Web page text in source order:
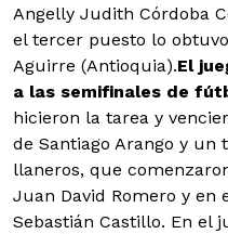
Angelly Judith Córdoba
el tercer puesto lo
Aguirre (Antioquia).El
a las semifinales de
hicieron la tarea y
de Santiago Arango y un
llaneros, que
Juan David Romero y en
Sebastián Castillo. En el